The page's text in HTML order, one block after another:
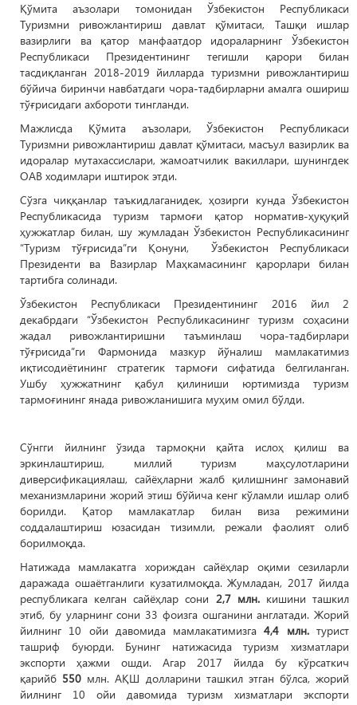
Қўмита аъзолари томонидан Ўзбекистон Республикаси
Туризмни ривожлантириш давлат қўмитаси, Ташқи ишлар
вазирлиги ва қатор манфаатдор идораларнинг Ўзбекистон
Республикаси Президентининг тегишли қарори билан
тасдиқланган 2018-2019 йилларда туризмни ривожлантириш
бўйича биринчи навбатдаги чора-тадбирларни амалга ошириш
тўғрисидаги ахбороти тингланди.
Мажлисда Қўмита аъзолари, Ўзбекистон Республикаси
Туризмни ривожлантириш давлат қўмитаси, масъул вазирлик ва
идоралар мутахассислари, жамоатчилик вакиллари, шунингдек
ОАВ ходимлари иштирок этди.
Сўзга чиққанлар таъкидлаганидек, ҳозирги кунда Ўзбекистон
Республикасида туризм тармоғи қатор норматив-ҳуқуқий
ҳужжатлар билан, шу жумладан Ўзбекистон Республикасининг
“Туризм тўғрисида”ги Қонуни, Ўзбекистон Республикаси
Президенти ва Вазирлар Маҳкамасининг қарорлари билан
тартибга солинади.
Ўзбекистон Республикаси Президентининг 2016 йил 2
декабрдаги “Ўзбекистон Республикасининг туризм соҳасини
жадал ривожлантиришни таъминлаш чора-тадбирлари
тўғрисида”ги Фармонида мазкур йўналиш мамлакатимиз
иқтисодиётининг стратегик тармоғи сифатида белгиланган.
Ушбу ҳужжатнинг қабул қилиниши юртимизда туризм
тармоғининг янада ривожланишига муҳим омил бўлди.
Сўнгги йилнинг ўзида тармоқни қайта ислоҳ қилиш ва
эркинлаштириш, миллий туризм маҳсулотларини
диверсификациялаш, сайёҳларни жалб қилишнинг замонавий
механизмларини жорий этиш бўйича кенг кўламли ишлар олиб
борилди. Қатор мамлакатлар билан виза режимини
соддалаштириш юзасидан тизимли, режали фаолият олиб
борилмоқда.
Натижада мамлакатга хориждан сайёҳлар оқими сезиларли
даражада ошаётганлиги кузатилмоқда. Жумладан, 2017 йилда
республикага келган сайёҳлар сони 2,7 млн.кишини ташкил
этиб, бу уларнинг сони 33 фоизга ошганини англатади. Жорий
йилнинг 10 ойи давомида мамлакатимизга4,4 млн.турист
ташриф буюрди. Бунинг натижасида туризм хизматлари
экспорти ҳажми ошди. Агар 2017 йилда бу кўрсаткич
қарийб 550 млн. АҚШ долларини ташкил этган бўлса, жорий
йилнинг 10 ойи давомида туризм хизматлари экспорти